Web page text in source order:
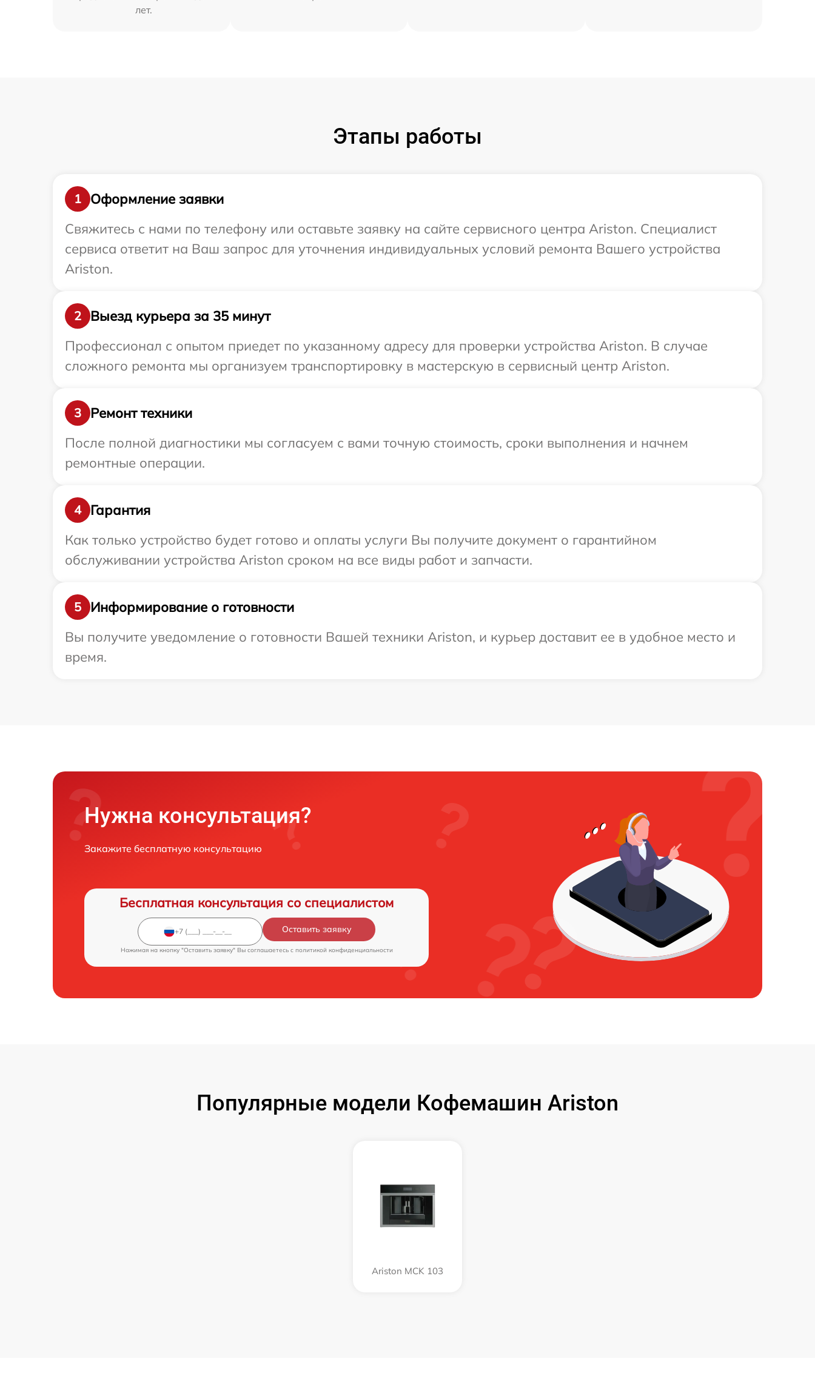
лет.
Этапы работы
1
Оформление заявки
Свяжитесь с нами по телефону или оставьте заявку на сайте сервисного центра Ariston. Специалист
сервиса ответит на Ваш запрос для уточнения индивидуальных условий ремонта Вашего устройства
Ariston.
2
Выезд курьера за 35 минут
Профессионал с опытом приедет по указанному адресу для проверки устройства Ariston. В случае
сложного ремонта мы организуем транспортировку в мастерскую в сервисный центр Ariston.
3
Ремонт техники
После полной диагностики мы согласуем с вами точную стоимость, сроки выполнения и начнем
ремонтные операции.
4
Гарантия
Как только устройство будет готово и оплаты услуги Вы получите документ о гарантийном
обслуживании устройства Ariston сроком на все виды работ и запчасти.
5
Информирование о готовности
Вы получите уведомление о готовности Вашей техники Ariston, и курьер доставит ее в удобное место и
время.
Нужна консультация?
Закажите бесплатную консультацию
Бесплатная консультация со специалистом
Оставить заявку
Нажимая на кнопку "Оставить заявку" Вы соглашаетесь c политикой конфиденциальности
Популярные модели Кофемашин Ariston
Ariston MCK 103